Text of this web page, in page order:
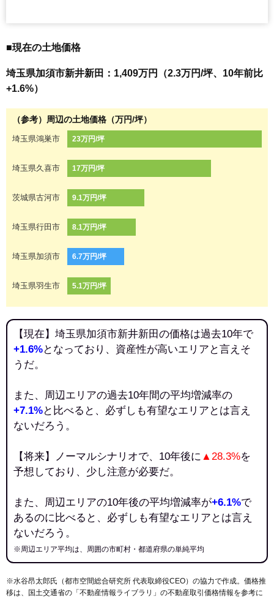
■現在の土地価格
埼玉県加須市新井新田：1,409万円（2.3万円/坪、10年前比
+1.6%）
（参考）周辺の土地価格（万円/坪）
埼玉県鴻巣市 23万円/坪
埼玉県久喜市 17万円/坪
茨城県古河市 9.1万円/坪
埼玉県行田市 8.1万円/坪
埼玉県加須市 6.7万円/坪
埼玉県羽生市 5.1万円/坪
【現在】埼玉県加須市新井新田の価格は過去10年で
+1.6%となっており、資産性が高いエリアと言えそ
うだ。
また、周辺エリアの過去10年間の平均増減率の
+7.1%と比べると、必ずしも有望なエリアとは言え
ないだろう。
【将来】ノーマルシナリオで、10年後に ▲28.3%を
予想しており、少し注意が必要だ。
また、周辺エリアの10年後の平均増減率が+6.1%で
あるのに比べると、必ずしも有望なエリアとは言え
ないだろう。
※周辺エリア平均は、周囲の市町村・都道府県の単純平均
※水谷昂太郎氏（都市空間総合研究所 代表取締役CEO）の協力で作成。価格推
移は、国土交通省の「 不動産情報ライブラリ 」の不動産取引価格情報を参考に